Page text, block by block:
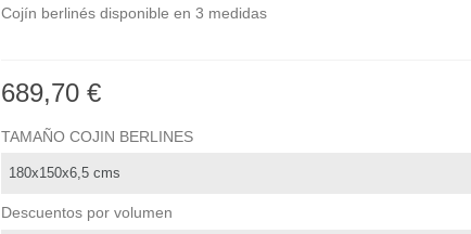
Cojín berlinés disponible en 3 medidas
689,70 €
TAMAÑO COJIN BERLINES
Descuentos por volumen